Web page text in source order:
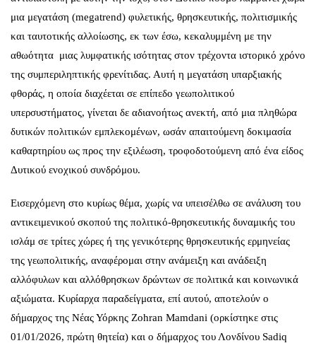
μια μεγατάση (megatrend) φυλετικής, θρησκευτικής, πολιτισμικής
και ταυτοτικής αλλοίωσης, εκ των έσω, κεκαλυμμένη με την
αθωότητα μιας λυμφατικής ισότητας στον τρέχοντα ιστορικό χρόνο
της συμπεριληπτικής φρενίτιδας. Αυτή η μεγατάση υπαρξιακής
φθοράς, η οποία διαχέεται σε επίπεδο γεωπολιτικού
υπερσυστήματος, γίνεται δε αδιανοήτως ανεκτή, από μια πληθώρα
δυτικών πολιτικών εμπλεκομένων, ωσάν απαιτούμενη δοκιμασία
καθαρτηρίου ως προς την εξιλέωση, τροφοδοτούμενη από ένα είδος
Δυτικού ενοχικού συνδρόμου.
Εισερχόμενη στο κυρίως θέμα, χωρίς να υπεισέλθω σε ανάλυση του
αντικειμενικού σκοπού της πολιτικό-θρησκευτικής δυναμικής του
ισλάμ σε τρίτες χώρες ή της γενικότερης θρησκευτικής ερμηνείας
της γεωπολιτικής, αναφέρομαι στην ανάμειξη και ανάδειξη
αλλόφυλων και αλλόθρησκων δρώντων σε πολιτικά και κοινωνικά
αξιώματα. Κυρίαρχα παραδείγματα, επί αυτού, αποτελούν ο
δήμαρχος της Νέας Υόρκης Zohran Mamdani (ορκίστηκε στις
01/01/2026, πρώτη θητεία) και ο δήμαρχος του Λονδίνου Sadiq